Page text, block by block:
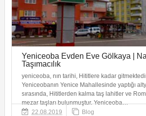
Yeniceoba Evden Eve Gölkaya |
Taşımacılık
yeniceoba, nın tarihi, Hititlere kadar
Yeniceobanın Yenice Mahallesinde yaptığı
sırasında, Hititlerden kalma taş lahitler ve
mezar taşları bulunmuştur. Yeniceoba…
22.08.2019
Blog